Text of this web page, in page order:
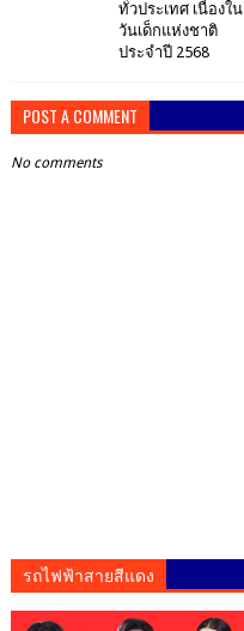
ทั่วประเทศ เนื่องใน
วันเด็กแห่งชาติ
ประจำปี 2568
POST A COMMENT
No comments
รถไฟฟ้าสายสีแดง